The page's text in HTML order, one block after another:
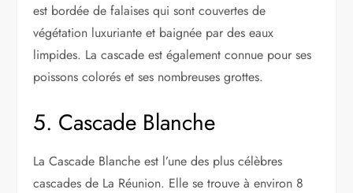
est bordée de falaises qui sont couvertes de
végétation luxuriante et baignée par des eaux
limpides. La cascade est également connue pour ses
poissons colorés et ses nombreuses grottes.
5. Cascade Blanche
La Cascade Blanche est l’une des plus célèbres
cascades de La Réunion. Elle se trouve à environ 8